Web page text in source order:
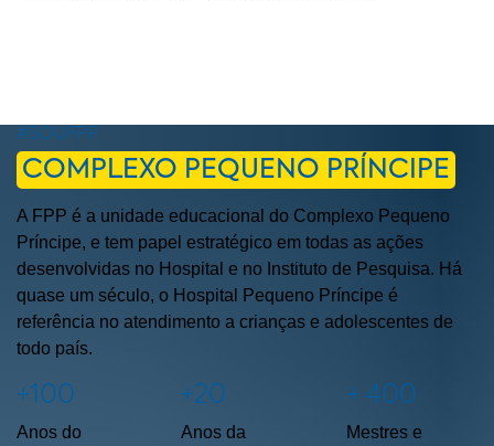
#SOUFPP
COMPLEXO PEQUENO PRÍNCIPE
A FPP é a unidade educacional do Complexo Pequeno
Príncipe, e tem papel estratégico em todas as ações
desenvolvidas no Hospital e no Instituto de Pesquisa. Há
quase um século, o Hospital Pequeno Príncipe é
referência no atendimento a crianças e adolescentes de
todo país.
+100
Anos do
+20
Anos da
+ 400
Mestres e